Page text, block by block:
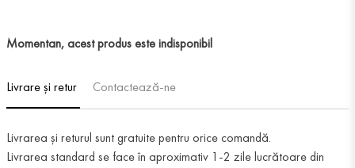
Momentan, acest produs este indisponibil
Livrare și retur Contactează-ne
Livrarea și returul sunt gratuite pentru orice comandă.
Livrarea standard se face în aproximativ 1-2 zile lucrătoare din